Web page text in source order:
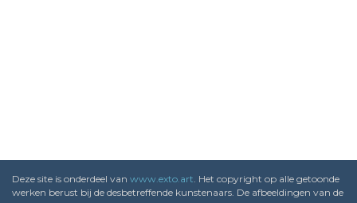
Deze site is onderdeel van www.exto.art. Het copyright op alle getoonde
werken berust bij de desbetreffende kunstenaars. De afbeeldingen van de